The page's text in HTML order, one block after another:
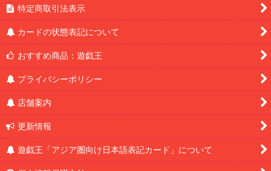
特定商取引法表示
カードの状態表記について
おすすめ商品：遊戯王
プライバシーポリシー
店舗案内
更新情報
遊戯王「アジア圏向け日本語表記カード」について